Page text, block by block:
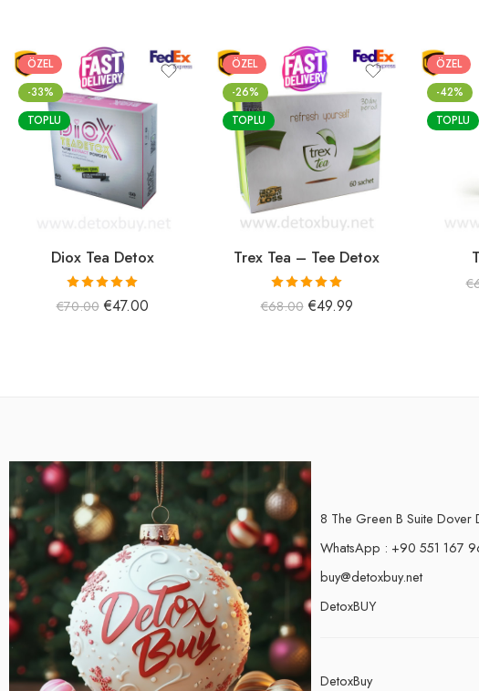
ÖZEL
-33%
TOPLU
Diox Tea Detox
5 üzerinden
5.00oy aldı
€70.00 €47.00
ÖZEL
-26%
TOPLU
Trex Tea – Tee Detox
5 üzerinden
5.00oy aldı
€68.00 €49.99
ÖZEL
-42%
TOPLU
€
8 The Green B Suite Dover
WhatsApp : +90 551 167
buy@detoxbuy.net
DetoxBUY
DetoxBuy